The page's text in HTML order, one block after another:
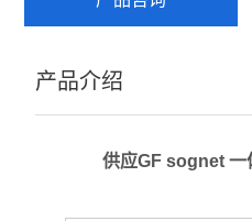
产品介绍
供应GF sognet 一